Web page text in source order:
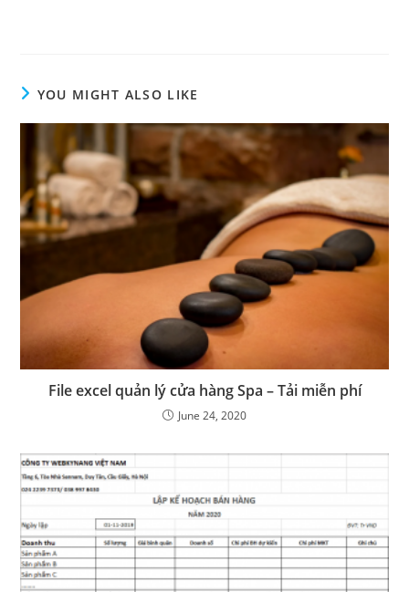
YOU MIGHT ALSO LIKE
File excel quản lý cửa hàng Spa – Tải miễn phí
June 24, 2020